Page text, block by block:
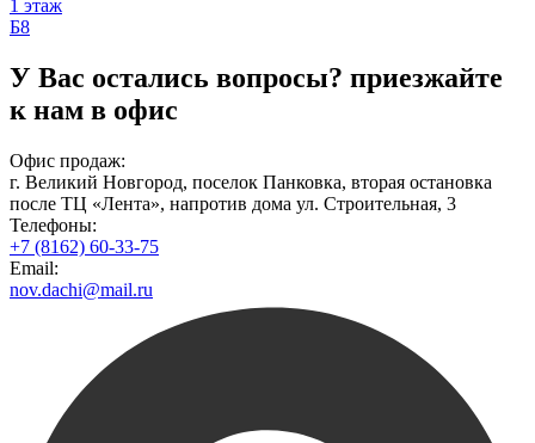
1 этаж
Б8
У Вас остались вопросы? приезжайте
к нам в офис
Офис продаж:
г. Великий Новгород, поселок Панковка, вторая остановка
после ТЦ «Лента», напротив дома ул. Строительная, 3
Телефоны:
+7 (8162) 60-33-75
Email:
nov.dachi@mail.ru